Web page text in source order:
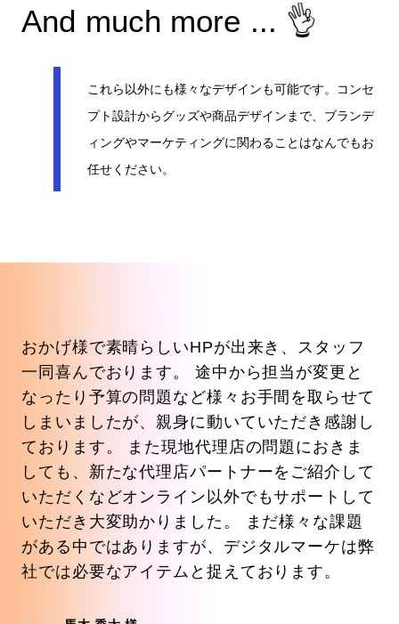
And much more ... 👌
これら以外にも様々なデザインも可能です。コンセ
プト設計からグッズや商品デザインまで、ブランデ
ィングやマーケティングに関わることはなんでもお
任せください。
おかげ様で素晴らしいHPが出来き、スタッフ
一同喜んでおります。 途中から担当が変更と
なったり予算の問題など様々お手間を取らせて
しまいましたが、親身に動いていただき感謝し
ております。 また現地代理店の問題におきま
しても、新たな代理店パートナーをご紹介して
いただくなどオンライン以外でもサポートして
いただき大変助かりました。 まだ様々な課題
がある中ではありますが、デジタルマーケは弊
社では必要なアイテムと捉えております。